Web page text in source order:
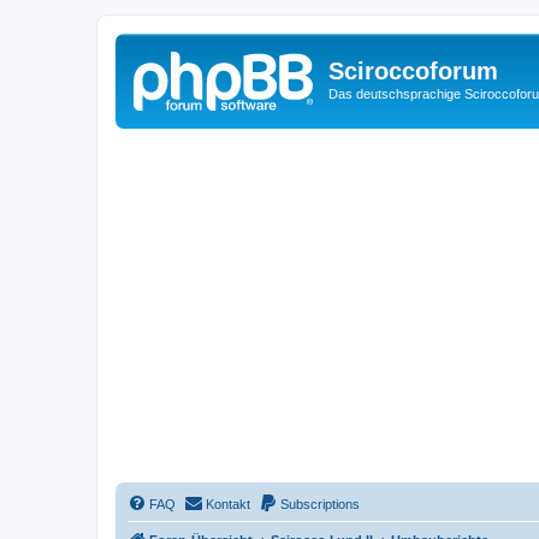
Sciroccoforum
Das deutschsprachige
FAQ Kontakt Subscriptions